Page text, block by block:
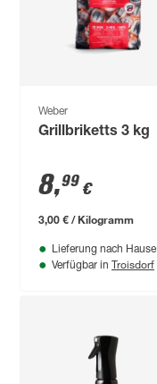
Weber
Grillbriketts 3 kg
8,99 €
3,00 € / Kilogramm
Lieferung nach Hause
Verfügbar in Troisdorf